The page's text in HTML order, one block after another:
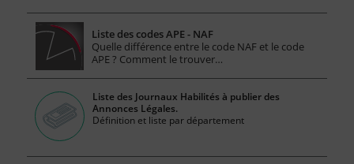
Liste des codes APE - NAF
Quelle différence entre le code NAF et le code
APE ? Comment le trouver…
Liste des Journaux Habilités à publier des
Annonces Légales.
Définition et liste par département